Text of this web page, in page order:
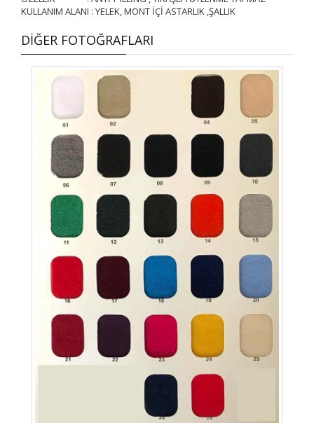
KULLANIM ALANI : YELEK, MONT İÇİ ASTARLIK ,ŞALLIK
DİĞER FOTOĞRAFLARI